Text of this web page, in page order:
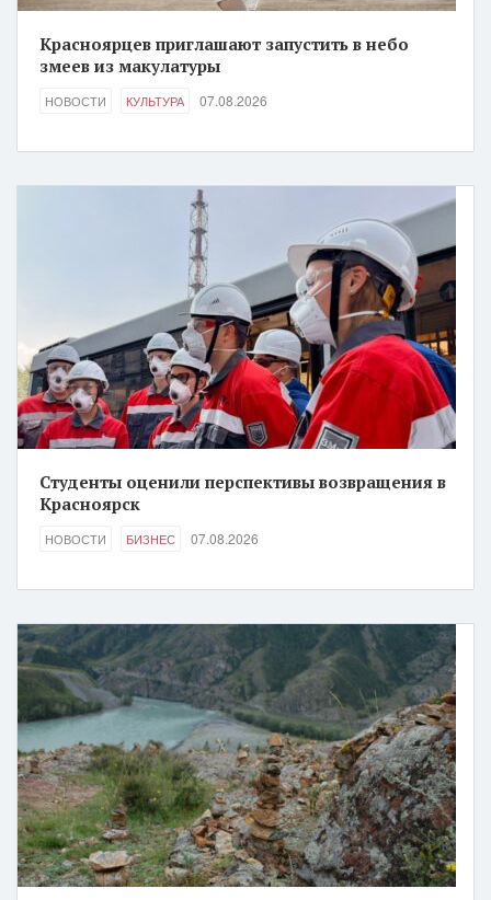
Красноярцев приглашают запустить в небо
змеев из макулатуры
НОВОСТИ КУЛЬТУРА 07.08.2026
Студенты оценили перспективы возвращения в
Красноярск
НОВОСТИ БИЗНЕС 07.08.2026